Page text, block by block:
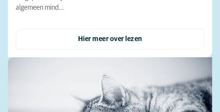
algemeen mind…
Hier meer over lezen